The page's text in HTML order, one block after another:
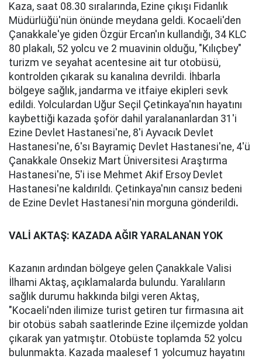
Kaza, saat 08.30 sıralarında, Ezine çıkışı Fidanlık
Müdürlüğü'nün önünde meydana geldi. Kocaeli'den
Çanakkale'ye giden Özgür Ercan'ın kullandığı, 34 KLC
80 plakalı, 52 yolcu ve 2 muavinin olduğu, "Kılıçbey"
turizm ve seyahat acentesine ait tur otobüsü,
kontrolden çıkarak su kanalına devrildi. İhbarla
bölgeye sağlık, jandarma ve itfaiye ekipleri sevk
edildi. Yolculardan Uğur Seçil Çetinkaya'nın hayatını
kaybettiği kazada şoför dahil yaralananlardan 31'i
Ezine Devlet Hastanesi'ne, 8'i Ayvacık Devlet
Hastanesi'ne, 6'sı Bayramiç Devlet Hastanesi'ne, 4'ü
Çanakkale Onsekiz Mart Üniversitesi Araştırma
Hastanesi'ne, 5'i ise Mehmet Akif Ersoy Devlet
Hastanesi'ne kaldırıldı. Çetinkaya'nın cansız bedeni
de Ezine Devlet Hastanesi'nin morguna gönderildi.
VALİ AKTAŞ: KAZADA AĞIR YARALANAN YOK
Kazanın ardından bölgeye gelen Çanakkale Valisi
İlhami Aktaş, açıklamalarda bulundu. Yaralıların
sağlık durumu hakkında bilgi veren Aktaş,
"Kocaeli'nden ilimize turist getiren tur firmasına ait
bir otobüs sabah saatlerinde Ezine ilçemizde yoldan
çıkarak yan yatmıştır. Otobüste toplamda 52 yolcu
bulunmakta. Kazada maalesef 1 yolcumuz hayatını